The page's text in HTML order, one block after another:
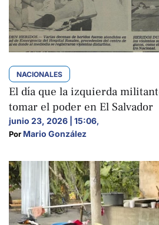
NACIONALES
El día que la izquierda
tomar el poder en El Salvador
junio 23, 2026 | 15:06,
Por Mario González